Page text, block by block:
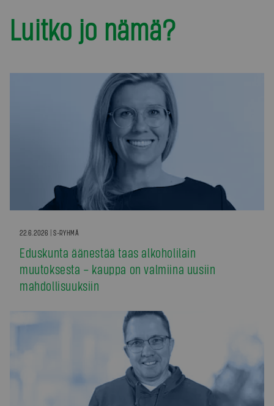
Luitko jo nämä?
22.6.2026 | S-RYHMÄ
Eduskunta äänestää taas alkoholilain
muutoksesta – kauppa on valmiina uusiin
mahdollisuuksiin